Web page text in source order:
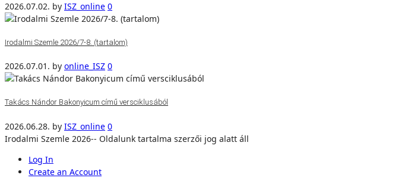
2026.07.02. by ISZ_online 0
Irodalmi Szemle 2026/7-8. (tartalom)
2026.07.01. by online_ISZ 0
Takács Nándor Bakonyicum című versciklusából
2026.06.28. by ISZ_online 0
Irodalmi Szemle 2026-- Oldalunk tartalma szerzői jog alatt áll
Log In
Create an Account